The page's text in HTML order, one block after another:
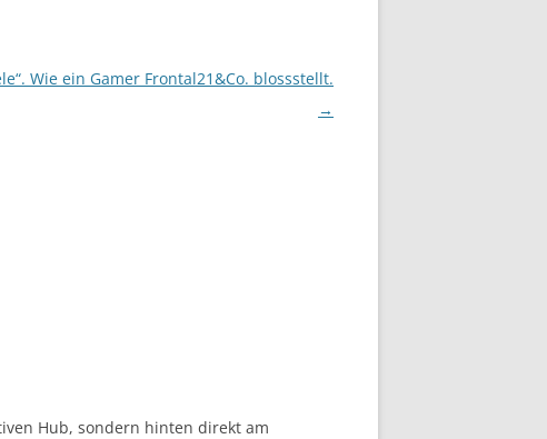
Wie ein Gamer Frontal21&Co. blossstellt.
→
Hub, sondern hinten direkt am